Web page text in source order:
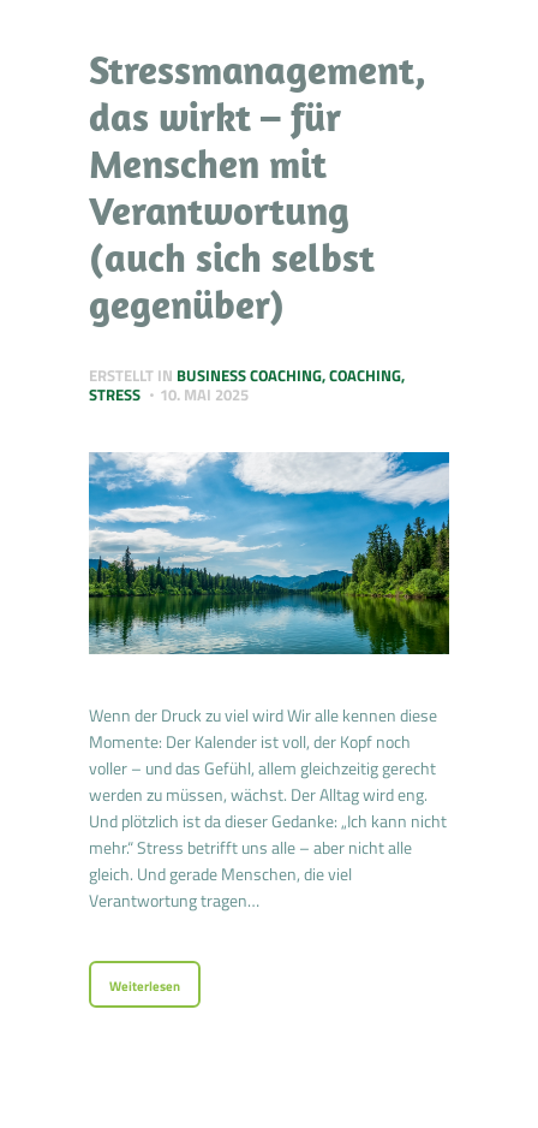
Stressmanagement,
das wirkt – für
Menschen mit
Verantwortung
(auch sich selbst
gegenüber)
ERSTELLT IN BUSINESS COACHING,COACHING,
STRESS
10. MAI 2025
Wenn der Druck zu viel wird Wir alle kennen diese
Momente: Der Kalender ist voll, der Kopf noch
voller – und das Gefühl, allem gleichzeitig gerecht
werden zu müssen, wächst. Der Alltag wird eng.
Und plötzlich ist da dieser Gedanke: „Ich kann nicht
mehr.“ Stress betrifft uns alle – aber nicht alle
gleich. Und gerade Menschen, die viel
Verantwortung tragen…
Weiterlesen